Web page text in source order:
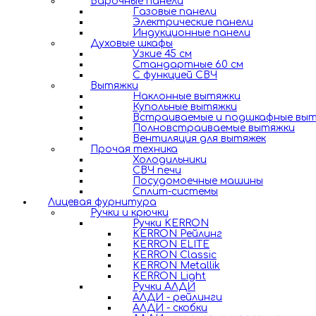
Газовые панели
Электрические панели
Индукционные панели
Духовые шкафы
Узкие 45 см
Стандартные 60 см
С функцией СВЧ
Вытяжки
Наклонные вытяжки
Купольные вытяжки
Встраиваемые и подшкафные
Полновстраиваемые вытяжки
Вентиляция для вытяжек
Прочая техника
Холодильники
СВЧ печи
Посудомоечные машины
Сплит-системы
Лицевая фурнитура
Ручки и крючки
Ручки KERRON
KERRON Рейлинг
KERRON ELITE
KERRON Classic
KERRON Metallik
KERRON Light
Ручки АЛДИ
АЛДИ - рейлинги
АЛДИ - скобки